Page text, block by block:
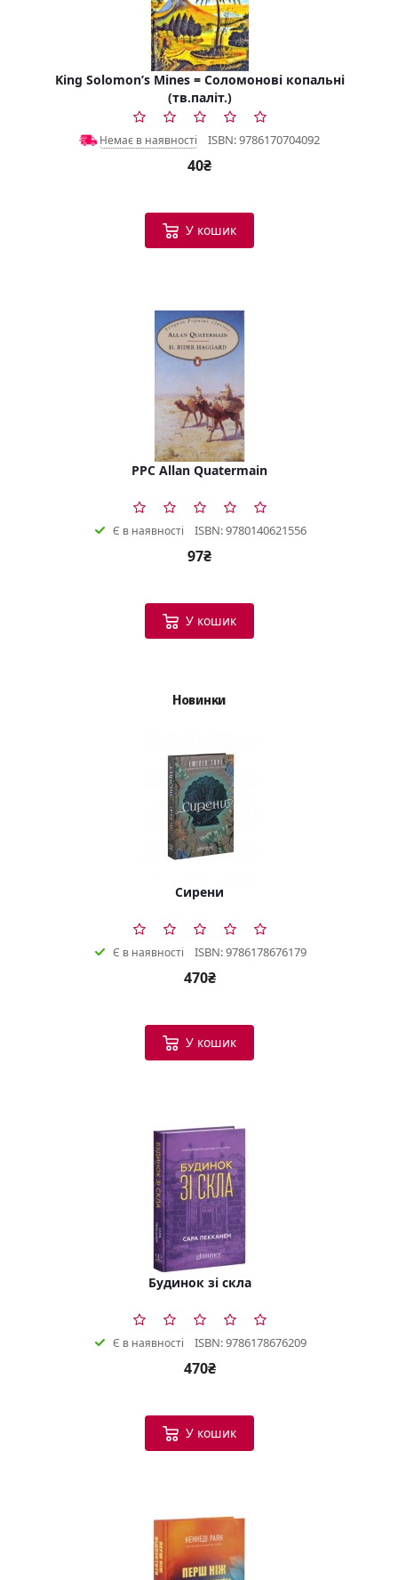
King Solomon’s Mines = Соломонові копальні
(тв.паліт.)
Немає в наявності ISBN: 9786170704092
40₴
У кошик
PPC Allan Quatermain
Є в наявності ISBN: 9780140621556
97₴
У кошик
Новинки
Сирени
Є в наявності ISBN: 9786178676179
470₴
У кошик
Будинок зі скла
Є в наявності ISBN: 9786178676209
470₴
У кошик